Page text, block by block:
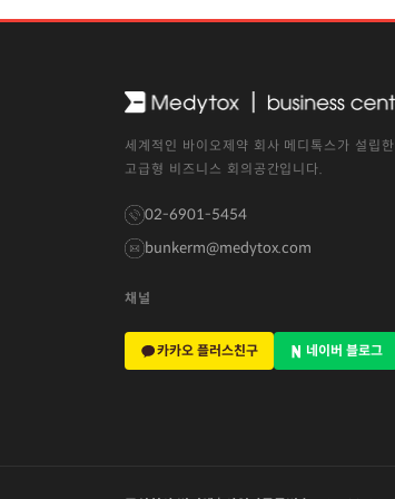
세계적인 바이오제약 회사 메디톡스가 설립한
고급형 비즈니스 회의공간입니다.
02-6901-5454
bunkerm@medytox.com
채널
카카오 플러스친구 네이버 블로그